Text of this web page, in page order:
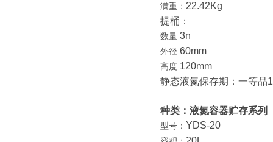
满重： 22.42Kg
提桶：
数量 3n
外径 60mm
高度 120mm
静态液氮保存期：一等品
种类：液氮容器贮存系列
型号： YDS-20